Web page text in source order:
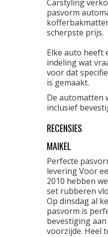
Carstyling
pasvorm
scherpste prijs.
Elke auto heeft
indeling wat
voor dat
is gemaakt.
De automatten
inclusief
RECENSIES
MAIKEL
Perfecte
levering Voor
2010 hebben
set rubberen
Op dinsdag al
pasvorm is
bevestiging
voorzijde. Heel